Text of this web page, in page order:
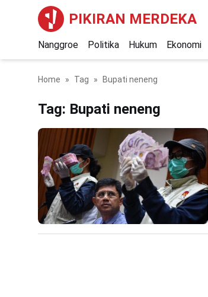
PIKIRAN MERDEKA
Nanggroe Politika Hukum Ekonomi
Home Tag Bupati neneng
Tag: Bupati neneng